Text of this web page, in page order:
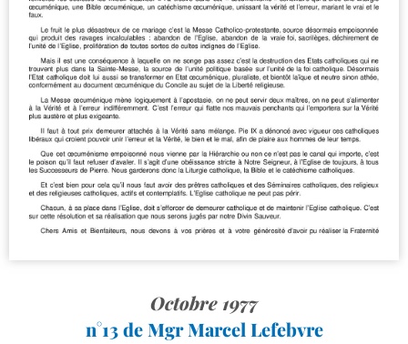
Octobre 1977
n°13 de Mgr Marcel Lefebvre